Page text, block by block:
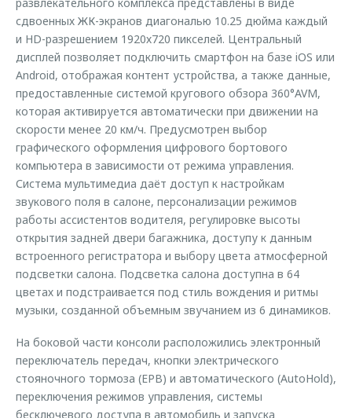
Трейд-ин
Калькулятор трейд-ин
Оригинальные аксессуары
Запчасти
сдвоенных ЖК-экранов диагональю 10.25 дюйма каждый
и HD-разрешением 1920х720 пикселей. Центральный
дисплей позволяет подключить смартфон на базе iOS или
Android, отображая контент устройства, а также данные,
предоставленные системой кругового обзора 360°AVM,
которая активируется автоматически при движении на
скорости менее 20 км/ч. Предусмотрен выбор
графического оформления цифрового бортового
компьютера в зависимости от режима управления.
Система мультимедиа даёт доступ к настройкам
звукового поля в салоне, персонализации режимов
работы ассистентов водителя, регулировке высоты
открытия задней двери багажника, доступу к данным
встроенного регистратора и выбору цвета атмосферной
подсветки салона. Подсветка салона доступна в 64
цветах и подстраивается под стиль вождения и ритмы
музыки, созданной объемным звучанием из 6 динамиков.
На боковой части консоли расположились электронный
переключатель передач, кнопки электрического
стояночного тормоза (EPB) и автоматического (AutoHold),
переключения режимов управления, системы
бесключевого доступа в автомобиль и запуска